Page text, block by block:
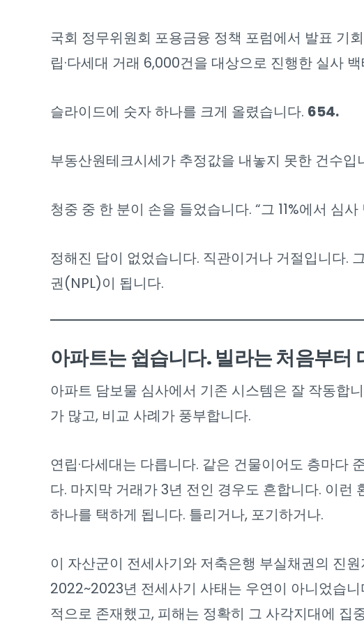
국회 정무위원회 포용금융 정책 포럼에서 발표 기
립·다세대 거래 6,000건을 대상으로 진행한 실사
슬라이드에 숫자 하나를 크게 올렸습니다. 654.
부동산원테크시세가 추정값을 내놓지 못한 건수입
청중 중 한 분이 손을 들었습니다. “그 11%에서 심
정해진 답이 없었습니다. 직관이거나 거절입니다.
권(NPL)이 됩니다.
아파트는 쉽습니다. 빌라는 처음부터
아파트 담보물 심사에서 기존 시스템은 잘 작동합
가 많고, 비교 사례가 풍부합니다.
연립·다세대는 다릅니다. 같은 건물이어도 층마다
다. 마지막 거래가 3년 전인 경우도 흔합니다. 이런
하나를 택하게 됩니다. 틀리거나, 포기하거나.
이 자산군이 전세사기와 저축은행 부실채권의 진
2022~2023년 전세사기 사태는 우연이 아니었습
적으로 존재했고, 피해는 정확히 그 사각지대에 집